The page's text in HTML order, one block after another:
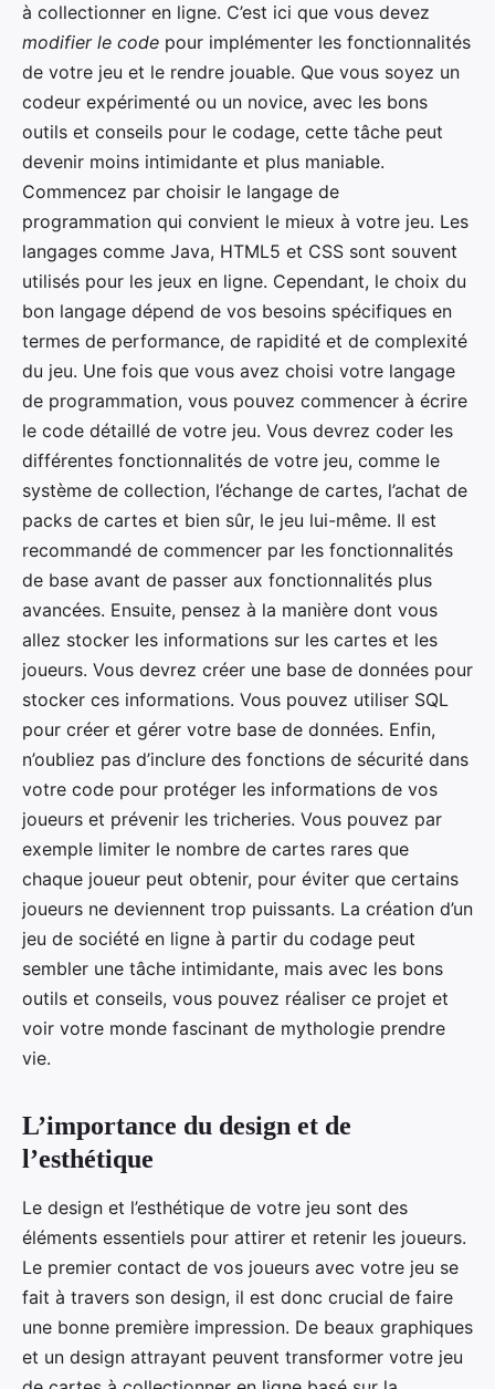
à collectionner en ligne. C’est ici que vous devez
modifier le code pour implémenter les fonctionnalités
de votre jeu et le rendre jouable. Que vous soyez un
codeur expérimenté ou un novice, avec les bons
outils et conseils pour le codage, cette tâche peut
devenir moins intimidante et plus maniable.
Commencez par choisir le langage de
programmation qui convient le mieux à votre jeu. Les
langages comme Java, HTML5 et CSS sont souvent
utilisés pour les jeux en ligne. Cependant, le choix du
bon langage dépend de vos besoins spécifiques en
termes de performance, de rapidité et de complexité
du jeu. Une fois que vous avez choisi votre langage
de programmation, vous pouvez commencer à écrire
le code détaillé de votre jeu. Vous devrez coder les
différentes fonctionnalités de votre jeu, comme le
système de collection, l’échange de cartes, l’achat de
packs de cartes et bien sûr, le jeu lui-même. Il est
recommandé de commencer par les fonctionnalités
de base avant de passer aux fonctionnalités plus
avancées. Ensuite, pensez à la manière dont vous
allez stocker les informations sur les cartes et les
joueurs. Vous devrez créer une base de données pour
stocker ces informations. Vous pouvez utiliser SQL
pour créer et gérer votre base de données. Enfin,
n’oubliez pas d’inclure des fonctions de sécurité dans
votre code pour protéger les informations de vos
joueurs et prévenir les tricheries. Vous pouvez par
exemple limiter le nombre de cartes rares que
chaque joueur peut obtenir, pour éviter que certains
joueurs ne deviennent trop puissants. La création d’un
jeu de société en ligne à partir du codage peut
sembler une tâche intimidante, mais avec les bons
outils et conseils, vous pouvez réaliser ce projet et
voir votre monde fascinant de mythologie prendre
vie.
L’importance du design et de
l’esthétique
Le design et l’esthétique de votre jeu sont des
éléments essentiels pour attirer et retenir les joueurs.
Le premier contact de vos joueurs avec votre jeu se
fait à travers son design, il est donc crucial de faire
une bonne première impression. De beaux graphiques
et un design attrayant peuvent transformer votre jeu